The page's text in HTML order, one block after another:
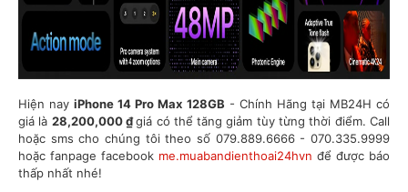
Hiện nayiPhone 14 Pro Max 128GB - Chính Hãng tại MB24H có
giá là 28,200,000 ₫giá có thể tăng giảm tùy từng thời điểm. Call
hoặc sms cho chúng tôi theo số 079.889.6666 - 070.335.9999
hoặc fanpage facebook me.muabandienthoai24hvn để được báo
thấp nhất nhé!